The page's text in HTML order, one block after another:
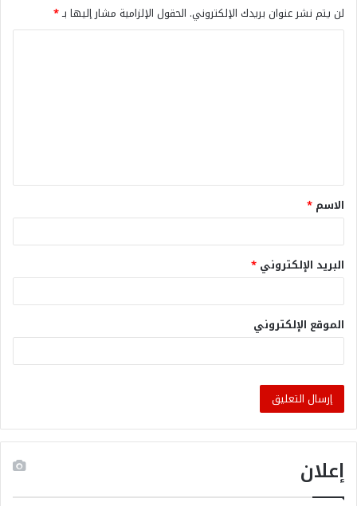
لن يتم نشر عنوان بريدك الإلكتروني. الحقول الإلزامية مشار إليها بـ*
الاسم *
البريد الإلكتروني *
الموقع الإلكتروني
إعلان